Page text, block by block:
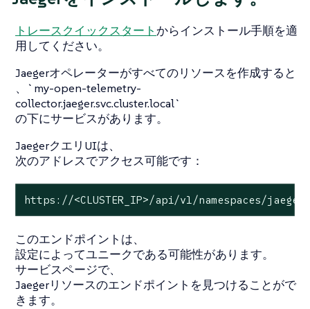
トレースクイックスタート からインストール手順を適
用してください。
Jaegerオペレーターがすべてのリソースを作成すると
、`my-open-telemetry-
collector.jaeger.svc.cluster.local`
の下にサービスがあります。
JaegerクエリUIは、
次のアドレスでアクセス可能です：
https://<CLUSTER_IP>/api/v1/namespaces/
このエンドポイントは、
設定によってユニークである可能性があります。
サービスページで、
Jaegerリソースのエンドポイントを見つけることがで
きます。